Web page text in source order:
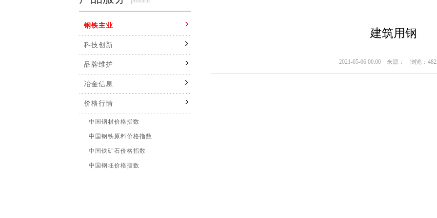
钢铁主业
科技创新
品牌维护
冶金信息
价格行情
中国钢材价格指数
中国钢铁原料价格指数
中国铁矿石价格指数
中国钢坯价格指数
建筑用钢
2021-05-06 00:00 来源： 浏览：